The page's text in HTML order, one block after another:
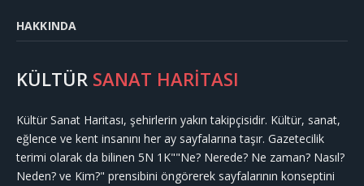
HAKKINDA
KÜLTÜR SANAT HARİTASI
Kültür Sanat Haritası, şehirlerin yakın takipçisidir. Kültür, sanat,
eğlence ve kent insanını her ay sayfalarına taşır. Gazetecilik
terimi olarak da bilinen 5N 1K""Ne? Nerede? Ne zaman? Nasıl?
Neden? ve Kim?" prensibini öngörerek sayfalarının konseptini